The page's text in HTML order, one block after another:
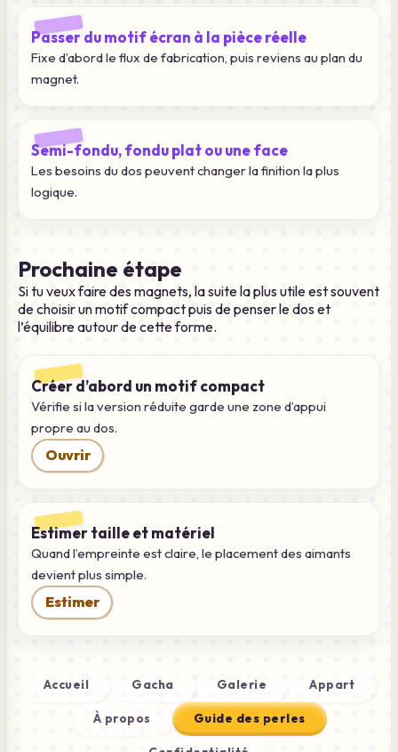
Passer du motif écran à la pièce réelle
Fixe d’abord le flux de fabrication, puis reviens au plan du
magnet.
Semi-fondu, fondu plat ou une face
Les besoins du dos peuvent changer la finition la plus
logique.
Prochaine étape
Si tu veux faire des magnets, la suite la plus utile est souvent
de choisir un motif compact puis de penser le dos et
l’équilibre autour de cette forme.
Créer d’abord un motif compact
Vérifie si la version réduite garde une zone d’appui
propre au dos.
Ouvrir
Estimer taille et matériel
Quand l’empreinte est claire, le placement des aimants
devient plus simple.
Estimer
Accueil Gacha Galerie Appart
À propos Guide des perles